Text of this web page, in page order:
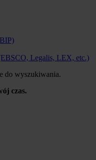
Legalis, LEX, etc.)
do wyszukiwania.
czas.